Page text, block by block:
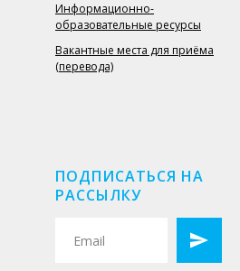
Информационно-
образовательные ресурсы
Вакантные места для приёма
(перевода)
ПОДПИСАТЬСЯ НА
РАССЫЛКУ